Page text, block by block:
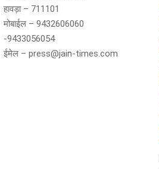
हावड़ा – 711101
मोबाईल – 9432606060
-9433056054
ईमेल – press@jain-times.com